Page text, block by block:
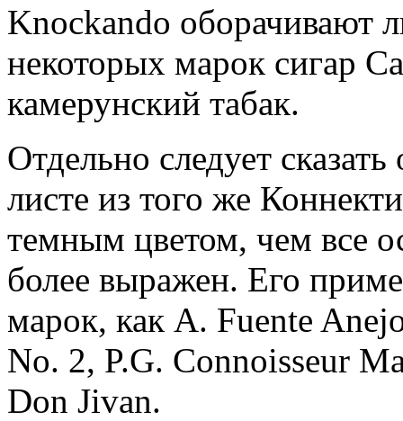
Knockando оборачивают
некоторых марок сигар
камерунский табак.
Отдельно следует
листе из того же
темным цветом, чем все
более выражен. Его
марок, как A. Fuente
No. 2, P.G. Connoisseur
Don Jivan.